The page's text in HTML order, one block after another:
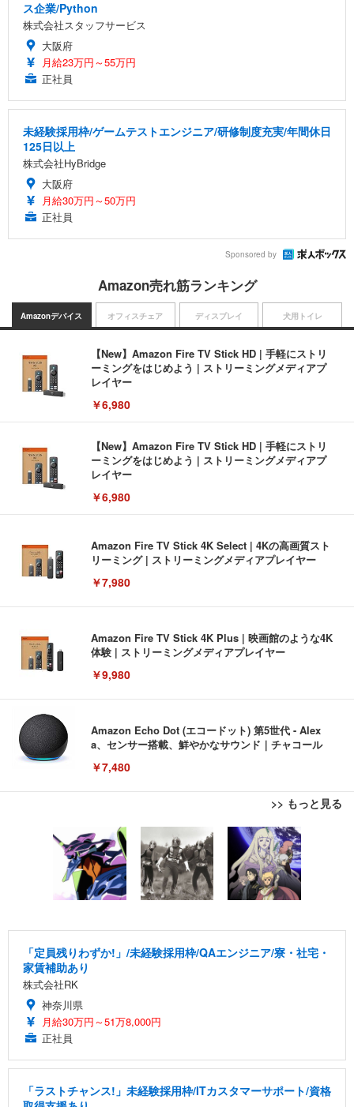
ス企業/Python
株式会社スタッフサービス
大阪府
月給23万円～55万円
正社員
未経験採用枠/ゲームテストエンジニア/研修制度充実/年間休日
125日以上
株式会社HyBridge
大阪府
月給30万円～50万円
正社員
Sponsored by
Amazon売れ筋ランキング
Amazonデバイス
【New】Amazon Fire TV Stick HD | 手軽にストリ
ーミングをはじめよう | ストリーミングメディアプ
レイヤー
￥6,980
【New】Amazon Fire TV Stick HD | 手軽にストリ
ーミングをはじめよう | ストリーミングメディアプ
レイヤー
￥6,980
Amazon Fire TV Stick 4K Select | 4Kの高画質スト
リーミング | ストリーミングメディアプレイヤー
￥7,980
Amazon Fire TV Stick 4K Plus | 映画館のような4K
体験 | ストリーミングメディアプレイヤー
￥9,980
Amazon Echo Dot (エコードット) 第5世代 - Alex
a、センサー搭載、鮮やかなサウンド｜チャコール
￥7,480
>> もっと見る
オフィスチェア
[EdoErgo] オフィスチェア 椅子 テレワーク 疲れな
い 跳ね上げ式アームレスト コンパクト 約105度ロッ
キング pc 事務椅子 360度回転 座面昇降 強化ナイロ
ン樹脂ベース 通気性メッシュ 在宅ワーク H-WY01
(黒網+黒枠+黒足)
￥5,699
SIHOO B100 オフィスチェア／デスクチェア メッシ
ュチェア 人間工学 疲れない ブラック
Sezlife オフィスチェア デスクチェア 疲れない テレ
レスト 3Dヘッドレスト ハンガー付き 高反発クッシ
務用 おしゃれ パソコンチェア (ブラック)
￥7,680
ディスプレイ
EIZO ビジネス向けプレミアムモニター | FlexScan
EV3240X-WT | 31.5型4K UHD・USB Type-C・ホワ
イト
￥105,595
EIZO ビジネス向けプレミアムモニター | FlexScan
イト
【純正品】27"ゲーミングモニター DualSense 充電
￥49,979
犬用トイレ
Amazonベーシック ペットシーツ 薄型 レギュラー 1
回使い捨て 無香料 ホワイト 300枚
￥3,373
Amazonベーシック ペットシーツ 厚型 ワイド 42枚
x2袋(84枚) ホワイト(吸収面:ライトブルー)
ネオ・ルーライフ ネオ・オムツ L 中型犬用 26枚入
￥1,800
「定員残りわずか!」/未経験採用枠/QAエンジニア/寮・社宅・
家賃補助あり
株式会社RK
神奈川県
月給30万円～51万8,000円
正社員
「ラストチャンス!」未経験採用枠/ITカスタマーサポート/資格